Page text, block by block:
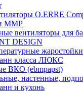
O.ERRE
ММР
вентиляторы для
DESIGN
класса ЛЮКС
ВКО (ebmpapst)
настенные,
и кухонь